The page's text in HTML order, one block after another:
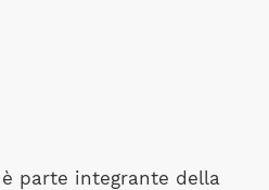
parte integrante della